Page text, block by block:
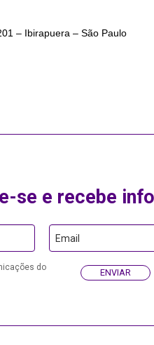
– Ibirapuera – São Paulo
se e recebe
Email
do
ENVIAR